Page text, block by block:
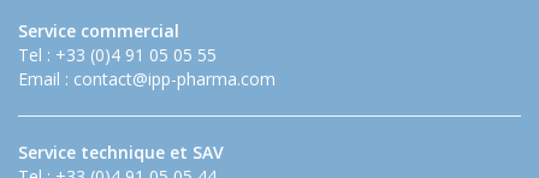
Service commercial
Tel : +33 (0)4 91 05 05 55
Email : contact@ipp-pharma.com
Service technique et SAV